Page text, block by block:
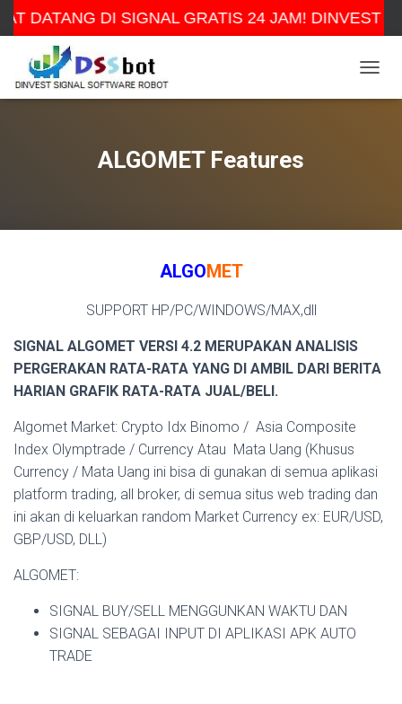
DATANG DI SIGNAL GRATIS 24 JAM! DINVEST
ALGOMET Features
ALGOMET
SUPPORT HP/PC/WINDOWS/MAX,dll
SIGNAL ALGOMET VERSI 4.2 MERUPAKAN ANALISIS
PERGERAKAN RATA-RATA YANG DI AMBIL DARI BERITA
HARIAN GRAFIK RATA-RATA JUAL/BELI.
Algomet Market: Crypto Idx Binomo / Asia Composite
Index Olymptrade / Currency Atau Mata Uang (Khusus
Currency / Mata Uang ini bisa di gunakan di semua aplikasi
platform trading, all broker, di semua situs web trading dan
ini akan di keluarkan random Market Currency ex: EUR/USD,
GBP/USD, DLL)
ALGOMET:
SIGNAL BUY/SELL MENGGUNKAN WAKTU DAN
SIGNAL SEBAGAI INPUT DI APLIKASI APK AUTO
TRADE